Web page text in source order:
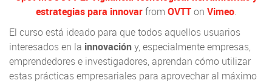
estrategias para innovarfrom OVTTon Vimeo.
El curso está ideado para que todos aquellos usuarios
interesados en la innovacióny, especialmente empresas,
emprendedores e investigadores, aprendan cómo utilizar
estas prácticas empresariales para aprovechar al máximo